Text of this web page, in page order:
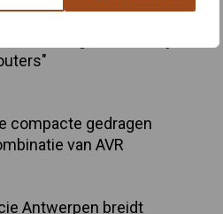
compacte gedragen
van AVR
Antwerpen breidt